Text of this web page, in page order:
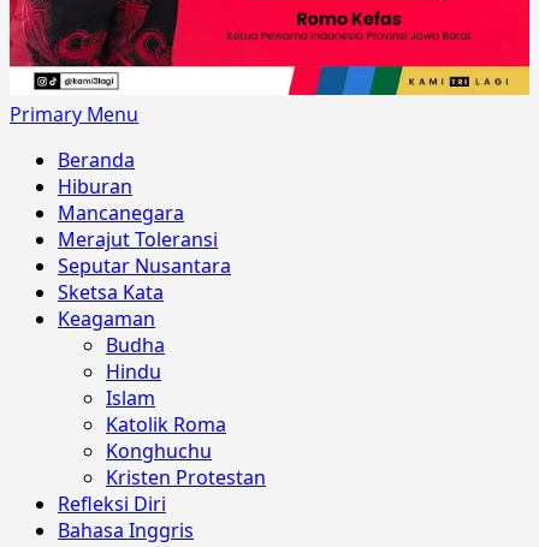
Primary Menu
Beranda
Hiburan
Mancanegara
Merajut Toleransi
Seputar Nusantara
Sketsa Kata
Keagaman
Budha
Hindu
Islam
Katolik Roma
Konghuchu
Kristen Protestan
Refleksi Diri
Bahasa Inggris